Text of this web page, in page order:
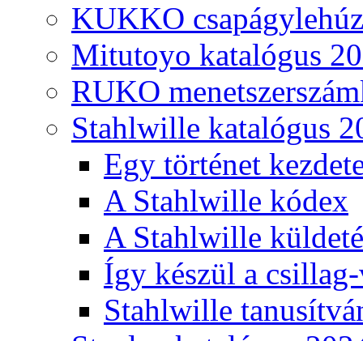
KUKKO
Mitutoyo katalógus
RUKO
Stahlwille katalógus
Egy történet
A Stahlwille kódex
A Stahlwille
Így készül a
Stahlwille